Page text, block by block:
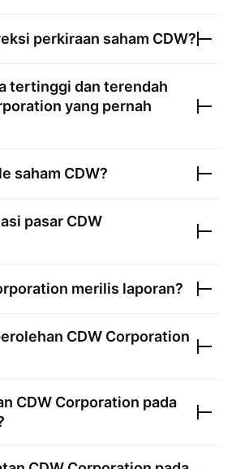
perkiraan saham CDW?
tertinggi dan terendah
yang pernah
saham CDW?
pasar CDW
merilis laporan?
CDW Corporation
CDW Corporation pada